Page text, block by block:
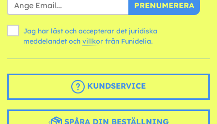
PRENUMERERA
Jag har läst och accepterar det juridiska
meddelandet och villkor från Funidelia.
KUNDSERVICE
SPÅRA DIN BESTÄLLNING